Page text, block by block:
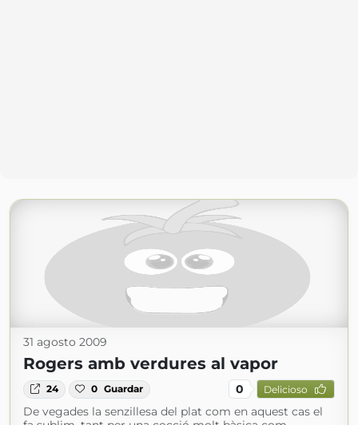
31 agosto 2009
Rogers amb verdures al vapor
24 0 Guardar 0 Delicioso
De vegades la senzillesa del plat com en aquest cas el